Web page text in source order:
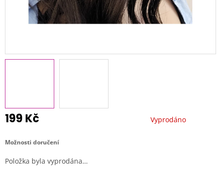
199 Kč
cena:
Vyprodáno
Možnosti doručení
Položka byla vyprodána…